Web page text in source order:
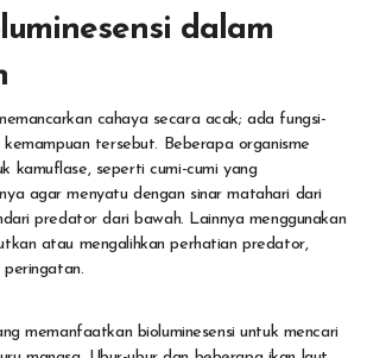
dalam
cahaya secara acak; ada fungsi-
tersebut. Beberapa organisme
kamuflase, seperti cumi-cumi yang
agar menyatu dengan sinar matahari dari
predator dari bawah. Lainnya menggunakan
atau mengalihkan perhatian predator,
peringatan.
memanfaatkan bioluminesensi untuk mencari